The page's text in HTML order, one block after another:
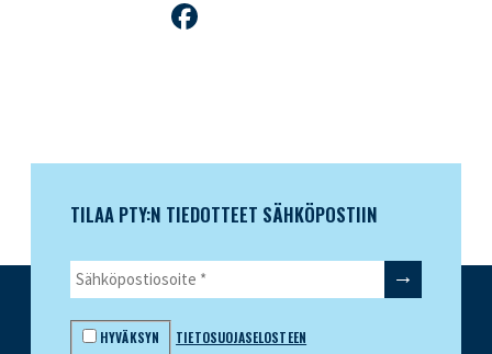
LinkedIn
TILAA PTY:N TIEDOTTEET SÄHKÖPOSTIIN
HYVÄKSYN TIETOSUOJASELOSTEEN